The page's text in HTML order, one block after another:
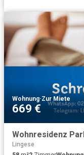
Wohnung·Zur Miete
669 €
Lingese